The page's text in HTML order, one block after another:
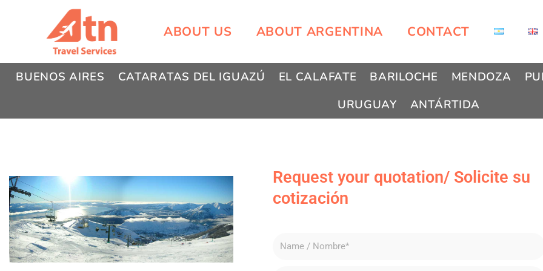
ABOUT US ABOUT ARGENTINA CONTACT
BUENOS AIRES CATARATAS DEL IGUAZÚ EL CALAFATE BARILOCHE MENDOZA
URUGUAY
ANTÁRTIDA
Request your quotation/ Solicite su
cotización